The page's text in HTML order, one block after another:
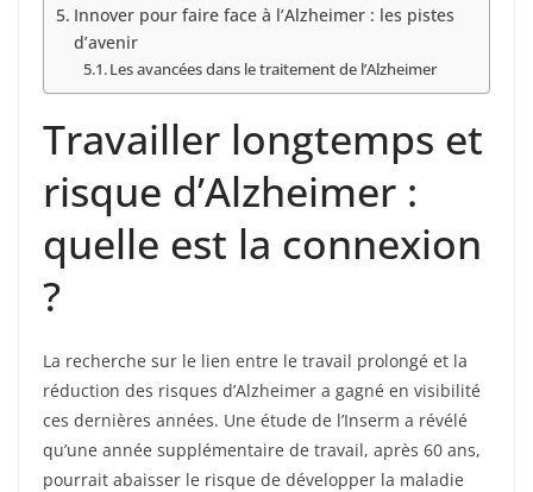
Innover pour faire face à l’Alzheimer : les pistes
d’avenir
Les avancées dans le traitement de l’Alzheimer
Travailler longtemps et
risque d’Alzheimer :
quelle est la connexion
?
La recherche sur le lien entre le travail prolongé et la
réduction des risques d’Alzheimer a gagné en visibilité
ces dernières années. Une étude de l’Inserm a révélé
qu’une année supplémentaire de travail, après 60 ans,
pourrait abaisser le risque de développer la maladie